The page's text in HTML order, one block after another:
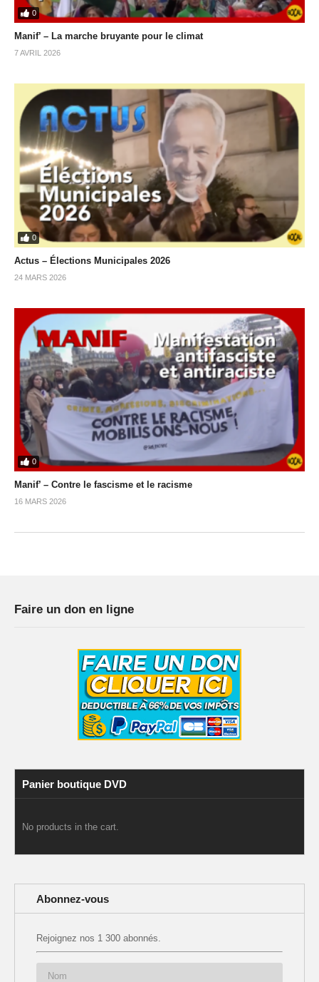
0
Manif’ – La marche bruyante pour le climat
7 AVRIL 2026
0
Actus – Élections Municipales 2026
24 MARS 2026
0
Manif’ – Contre le fascisme et le racisme
16 MARS 2026
Faire un don en ligne
Panier boutique DVD
No products in the cart.
Abonnez-vous
Rejoignez nos 1 300 abonnés.